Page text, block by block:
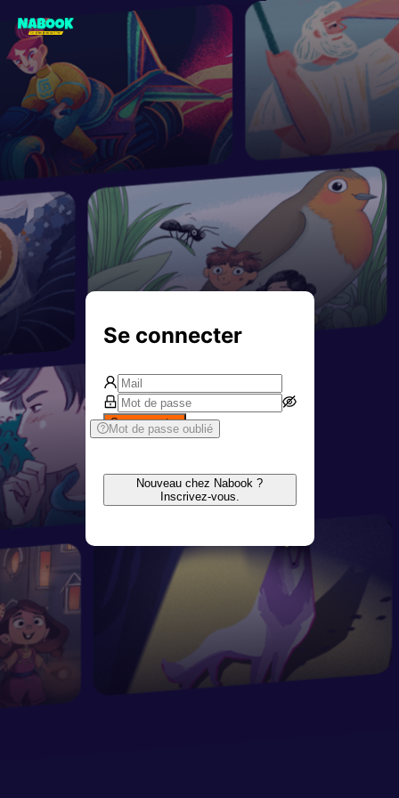
Se connecter
Se connecter
Mot de passe oublié
Nouveau chez Nabook ?
Inscrivez-vous.